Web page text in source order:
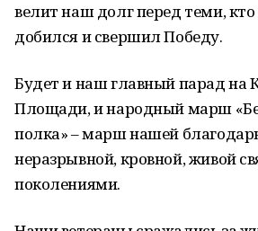
велит наш долг перед теми,
добился и свершил Победу.
Будет и наш главный парад на
Площади, и народный марш
полка» – марш нашей
неразрывной, кровной, живой
поколениями.